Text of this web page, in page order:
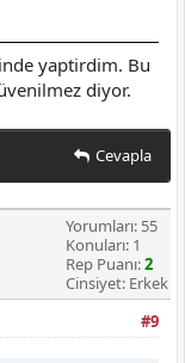
yaptirdim. Bu
diyor.
Cevapla
Yorumları: 55
Konuları: 1
Rep Puanı:2
Cinsiyet: Erkek
#9